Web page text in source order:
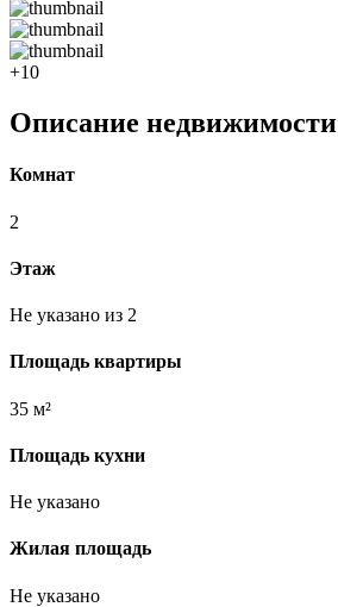
+10
Описание недвижимости
Комнат
2
Этаж
Не указано из 2
Площадь квартиры
35 м²
Площадь кухни
Не указано
Жилая площадь
Не указано